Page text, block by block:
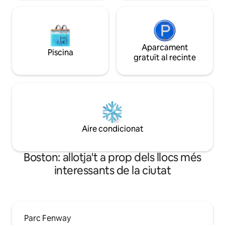
Piscina
Aparcament
gratuït al recinte
Aire condicionat
Boston: allotja't a prop dels llocs més
interessants de la ciutat
Parc Fenway